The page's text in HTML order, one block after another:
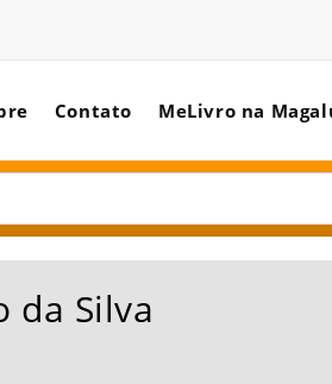
Contato MeLivro na
da Silva